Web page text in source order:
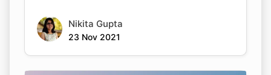
Nikita Gupta
23 Nov 2021